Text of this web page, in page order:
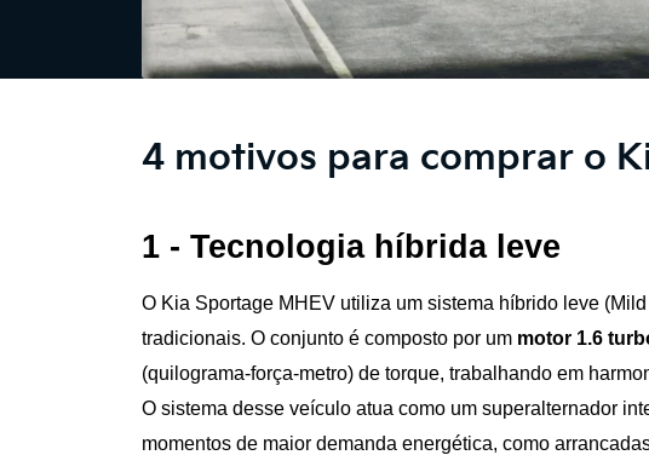
4 motivos para comprar o
1 - Tecnologia híbrida leve
O Kia Sportage MHEV utiliza um sistema híbrido leve
tradicionais. O conjunto é composto por um motor 1.6
(quilograma-força-metro) de torque, trabalhando em
O sistema desse veículo atua como um superalternador
momentos de maior demanda energética, como